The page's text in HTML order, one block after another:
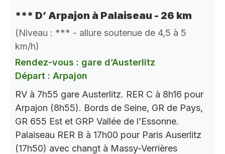
*** D’ Arpajon à Palaiseau - 26 km
(Niveau : *** - allure soutenue de 4,5 à 5
km/h)
Rendez-vous : gare d’Austerlitz
Départ : Arpajon
RV à 7h55 gare Austerlitz. RER C à 8h16 pour
Arpajon (8h55). Bords de Seine, GR de Pays,
GR 655 Est et GRP Vallée de l’Essonne.
Palaiseau RER B à 17h00 pour Paris Auserlitz
(17h50) avec changt à Massy-Verrières